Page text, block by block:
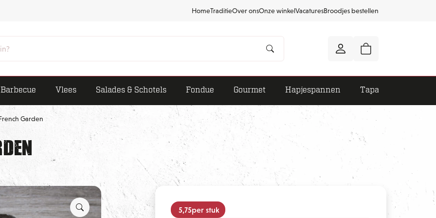
HomeTraditieOver onsOnze winkelVacaturesBroodjes bestellen
Barbecue Vlees Salades & Schotels Fondue Gourmet Hapjespannen Tapas
Garden
5,75per stuk